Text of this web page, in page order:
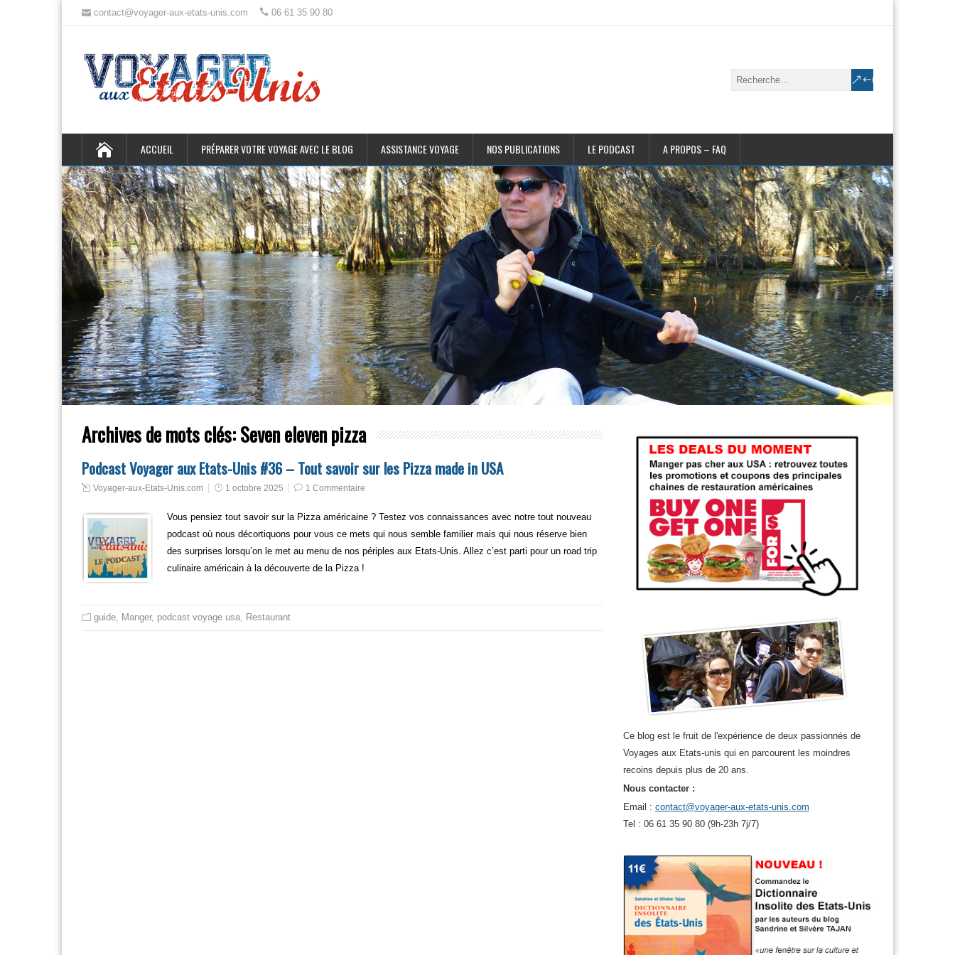
contact@voyager-aux-etats-unis.com 06 61 35 90 80
ACCUEIL PRÉPARER VOTRE VOYAGE AVEC LE BLOG ASSISTANCE VOYAGE NOS PUBLICATIONS LE PODCAST A PROPOS – FAQ
Archives de mots clés:Seven eleven pizza
Podcast Voyager aux Etats-Unis #36 – Tout savoir sur les Pizza made in USA
Voyager-aux-Etats-Unis.com 1 octobre 2025 1 Commentaire
Vous pensiez tout savoir sur la Pizza américaine ? Testez vos connaissances avec notre tout nouveau
podcast où nous décortiquons pour vous ce mets qui nous semble familier mais qui nous réserve bien
des surprises lorsqu’on le met au menu de nos périples aux Etats-Unis. Allez c’est parti pour un road trip
culinaire américain à la découverte de la Pizza !
guide, Manger, podcast voyage usa, Restaurant
Ce blog est le fruit de l'expérience de deux passionnés de
Voyages aux Etats-unis qui en parcourent les moindres
recoins depuis plus de 20 ans.
Nous contacter :
Email : contact@voyager-aux-etats-unis.com
Tel : 06 61 35 90 80 (9h-23h 7j/7)